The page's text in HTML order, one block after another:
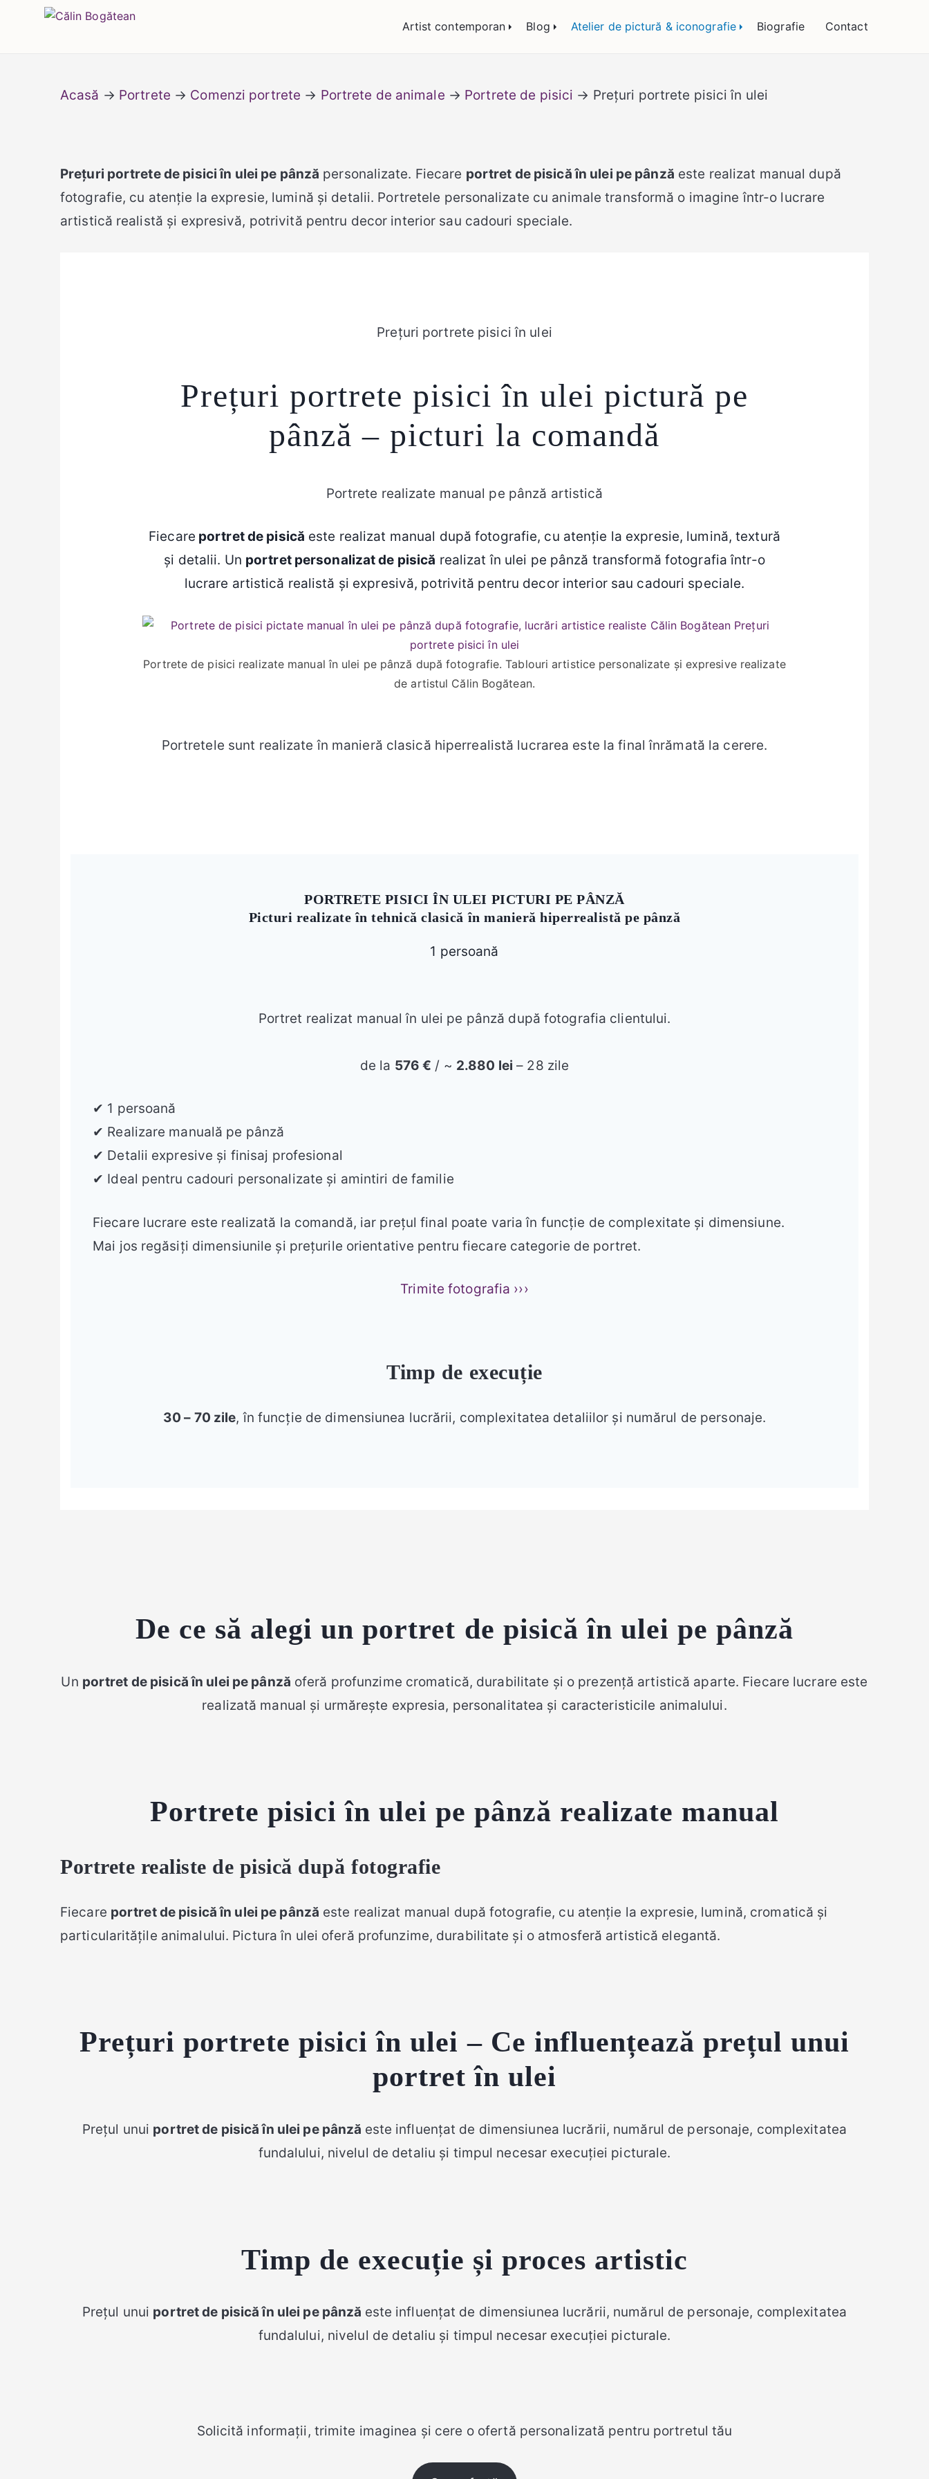
Călin Bogătean
Picturi originale, icoane contemporane pe lemn și sticlă, portrete și restaurare artă – Călin Bogătean
Artist contemporan Blog Atelier de pictură & iconografie Biografie Contact
Acasă → Portrete → Comenzi portrete → Portrete de animale → Portrete de pisici → Prețuri portrete pisici în ulei
Prețuri portrete de pisici în ulei pe pânză personalizate. Fiecare portret de pisică în ulei pe pânză este realizat manual după
fotografie, cu atenție la expresie, lumină și detalii. Portretele personalizate cu animale transformă o imagine într-o lucrare
artistică realistă și expresivă, potrivită pentru decor interior sau cadouri speciale.
Prețuri portrete pisici în ulei
Prețuri portrete pisici în ulei pictură pe
pânză – picturi la comandă
Portrete realizate manual pe pânză artistică
Fiecare portret de pisică este realizat manual după fotografie, cu atenție la expresie, lumină, textură
și detalii. Un portret personalizat de pisică realizat în ulei pe pânză transformă fotografia într-o
lucrare artistică realistă și expresivă, potrivită pentru decor interior sau cadouri speciale.
Portrete de pisici realizate manual în ulei pe pânză după fotografie. Tablouri artistice personalizate și expresive realizate
de artistul Călin Bogătean.
Portretele sunt realizate în manieră clasică hiperrealistă lucrarea este la final înrămată la cerere.
PORTRETE PISICI ÎN ULEI PICTURI PE PÂNZĂ
Picturi realizate în tehnică clasică în manieră hiperrealistă pe pânză
1 persoană
Portret realizat manual în ulei pe pânză după fotografia clientului.
de la 576 € / ~ 2.880 lei – 28 zile
✔ 1 persoană
✔ Realizare manuală pe pânză
✔ Detalii expresive și finisaj profesional
✔ Ideal pentru cadouri personalizate și amintiri de familie
Fiecare lucrare este realizată la comandă, iar prețul final poate varia în funcție de complexitate și dimensiune.
Mai jos regăsiți dimensiunile și prețurile orientative pentru fiecare categorie de portret.
Trimite fotografia ›››
Timp de execuție
30 – 70 zile, în funcție de dimensiunea lucrării, complexitatea detaliilor și numărul de personaje.
De ce să alegi un portret de pisică în ulei pe pânză
Un portret de pisică în ulei pe pânză oferă profunzime cromatică, durabilitate și o prezență artistică aparte. Fiecare lucrare este
realizată manual și urmărește expresia, personalitatea și caracteristicile animalului.
Portrete pisici în ulei pe pânză realizate manual
Portrete realiste de pisică după fotografie
Fiecare portret de pisică în ulei pe pânză este realizat manual după fotografie, cu atenție la expresie, lumină, cromatică și
particularitățile animalului. Pictura în ulei oferă profunzime, durabilitate și o atmosferă artistică elegantă.
Prețuri portrete pisici în ulei – Ce influențează prețul unui
portret în ulei
Prețul unui portret de pisică în ulei pe pânză este influențat de dimensiunea lucrării, numărul de personaje, complexitatea
fundalului, nivelul de detaliu și timpul necesar execuției picturale.
Timp de execuție și proces artistic
Prețul unui portret de pisică în ulei pe pânză este influențat de dimensiunea lucrării, numărul de personaje, complexitatea
fundalului, nivelul de detaliu și timpul necesar execuției picturale.
Solicită informații, trimite imaginea și cere o ofertă personalizată pentru portretul tău